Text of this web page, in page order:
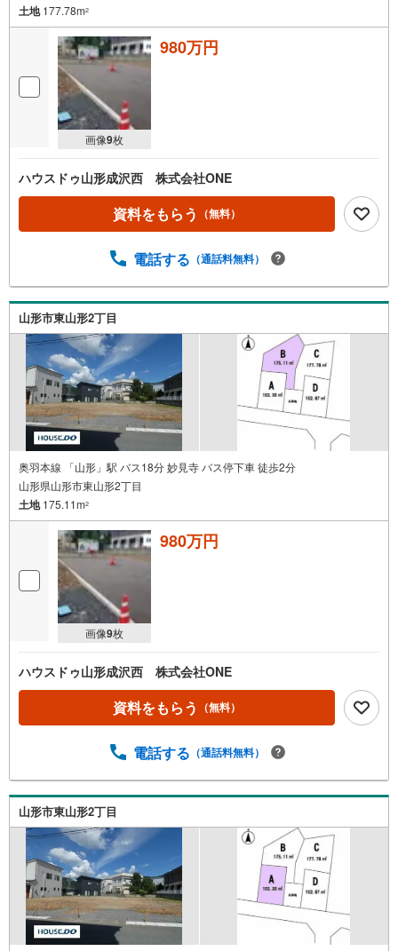
土地177.78m2
画像9枚
980万円
ハウスドゥ山形成沢西 株式会社ONE
資料をもらう （無料）
電話する （通話料無料）
山形市東山形2丁目
奥羽本線 「山形」駅 バス18分 妙見寺 バス停下車 徒歩2分
山形県山形市東山形2丁目
土地175.11m2
画像9枚
980万円
ハウスドゥ山形成沢西 株式会社ONE
資料をもらう （無料）
電話する （通話料無料）
山形市東山形2丁目